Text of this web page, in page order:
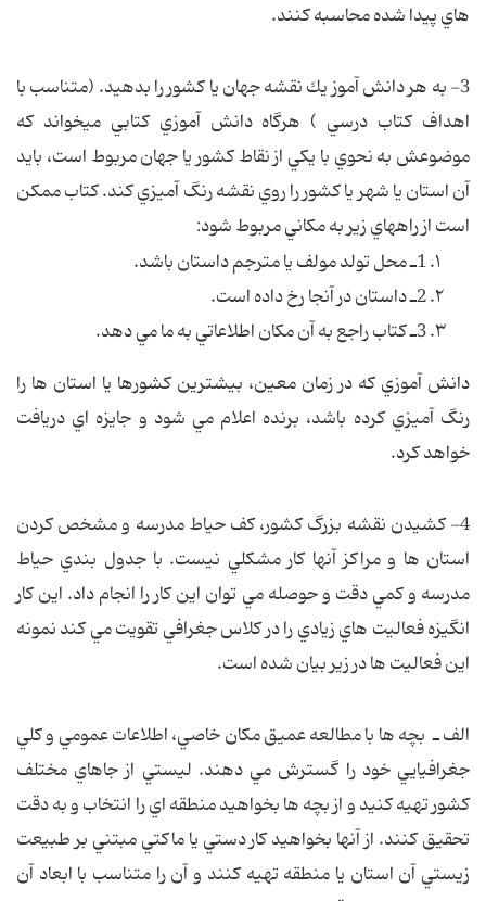
هاي پيدا شده محاسبه كنند.
3- به هر دانش آموز يك نقشه جهان يا كشور را بدهيد. (متناسب با
اهداف كتاب درسي ) هرگاه دانش آموزي كتابي مي‏خواند كه
موضوعش به نحوي با يكي از نقاط كشور يا جهان مربوط است، بايد
آن استان يا شهر يا كشور را روي نقشه رنگ آميزي كند. كتاب ممكن
است از راههاي زير به مكاني مربوط شود:
1ـ محل تولد مولف يا مترجم داستان باشد.
2ـ داستان در آنجا رخ داده است.
3ـ كتاب راجع به آن مكان اطلاعاتي به ما مي دهد.
دانش آموزي كه در زمان معين، بيشترين كشورها يا استان ها را
رنگ آميزي كرده باشد، برنده اعلام مي شود و جايزه اي دريافت
خواهد كرد.
4- كشيدن نقشه بزرگ كشور، كف حياط مدرسه و مشخص كردن
استان ها و مراكز آنها كار مشكلي نيست. با جدول بندي حياط
مدرسه و كمي دقت و حوصله مي توان اين كار را انجام داد. اين كار
انگيزه فعاليت هاي زيادي را در كلاس جغرافي تقويت مي كند نمونه
اين فعاليت ها در زير بيان شده است.
الف ـ بچه ها با مطالعه عميق مكان خاصي، اطلاعات عمومي و كلي
جغرافيايي خود را گسترش مي دهند. ليستي از جاهاي مختلف
كشور تهيه كنيد و از بچه ها بخواهيد منطقه اي را انتخاب و به دقت
تحقيق كنند. از آنها بخواهيد كار دستي يا ماكتي مبتني بر طبيعت
زيستي آن استان يا منطقه تهيه كنند و آن را متناسب با ابعاد آن